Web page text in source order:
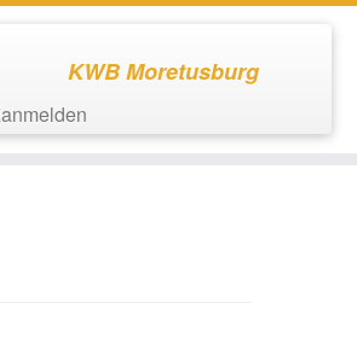
KWB Moretusburg
Aanmelden